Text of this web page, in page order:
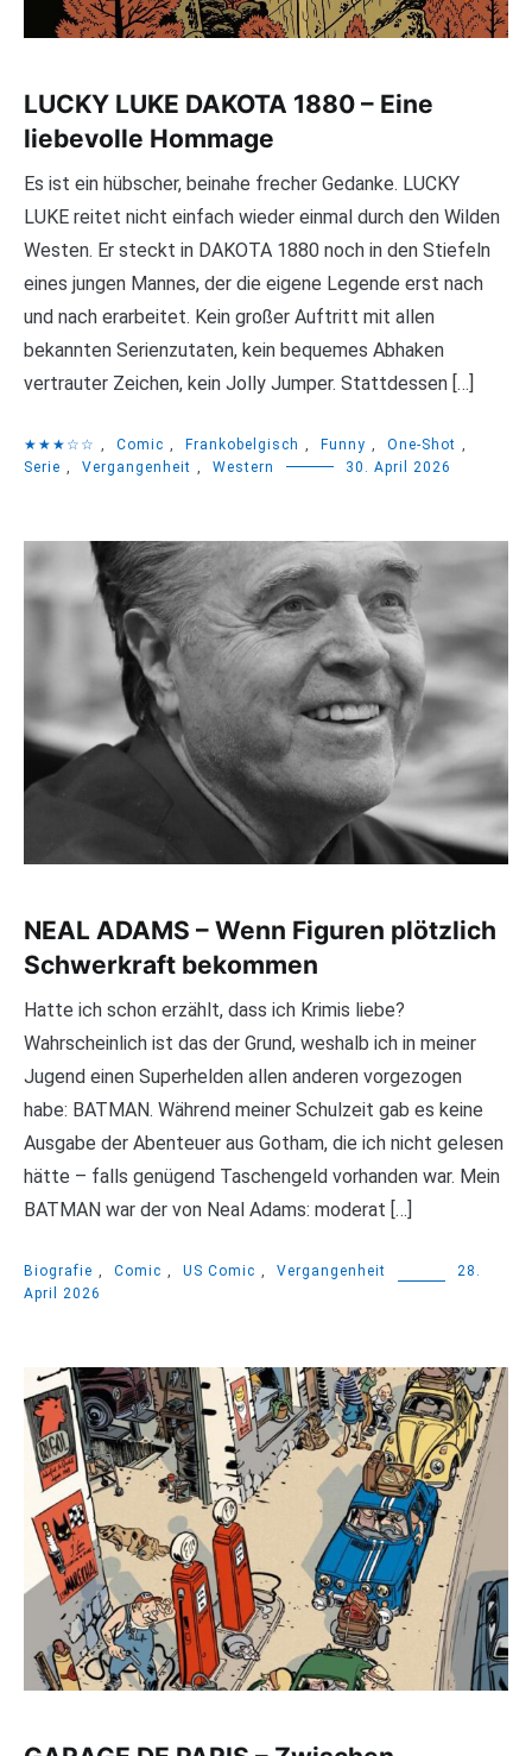
LUCKY LUKE DAKOTA 1880 – Eine
liebevolle Hommage
Es ist ein hübscher, beinahe frecher Gedanke. LUCKY
LUKE reitet nicht einfach wieder einmal durch den Wilden
Westen. Er steckt in DAKOTA 1880 noch in den Stiefeln
eines jungen Mannes, der die eigene Legende erst nach
und nach erarbeitet. Kein großer Auftritt mit allen
bekannten Serienzutaten, kein bequemes Abhaken
vertrauter Zeichen, kein Jolly Jumper. Stattdessen […]
★★★☆☆ Comic Frankobelgisch Funny One-Shot
Serie
Vergangenheit Western 30. April 2026
NEAL ADAMS – Wenn Figuren plötzlich
Schwerkraft bekommen
Hatte ich schon erzählt, dass ich Krimis liebe?
Wahrscheinlich ist das der Grund, weshalb ich in meiner
Jugend einen Superhelden allen anderen vorgezogen
habe: BATMAN. Während meiner Schulzeit gab es keine
Ausgabe der Abenteuer aus Gotham, die ich nicht gelesen
hätte – falls genügend Taschengeld vorhanden war. Mein
BATMAN war der von Neal Adams: moderat […]
Biografie Comic US Comic Vergangenheit
28.
April 2026